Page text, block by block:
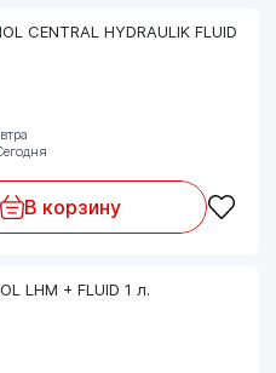
CENTRAL HYDRAULIK FLUID
В корзину
LHM + FLUID 1 л.